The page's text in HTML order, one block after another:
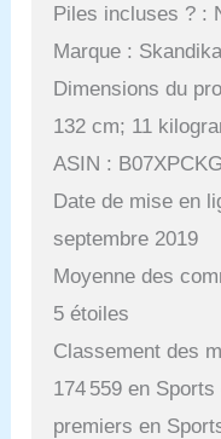
Piles incluses ? :
Marque :
Dimensions du
132 cm; 11
ASIN :
Date de mise en
septembre 2019
Moyenne des
5 étoiles
Classement des
174 559 en
premiers en